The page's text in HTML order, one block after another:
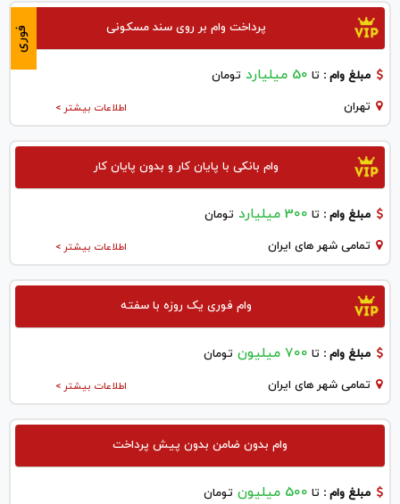
فوری پرداخت وام بر روی سند مسکونی
مبلغ وام : تا 50 میلیارد تومان
اطلاعات بیشتر > تهران
وام بانکی با پایان کار و بدون پایان کار
مبلغ وام : تا 300 میلیارد تومان
اطلاعات بیشتر > تمامی شهر های ایران
وام فوری یک روزه با سفته
مبلغ وام : تا 700 میلیون تومان
اطلاعات بیشتر > تمامی شهر های ایران
وام بدون ضامن بدون پیش پرداخت
مبلغ وام : تا 500 میلیون تومان